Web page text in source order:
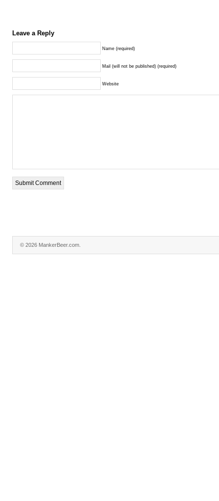
Leave a Reply
Name (required)
Mail (will not be published) (required)
Website
© 2026 MankerBeer.com.